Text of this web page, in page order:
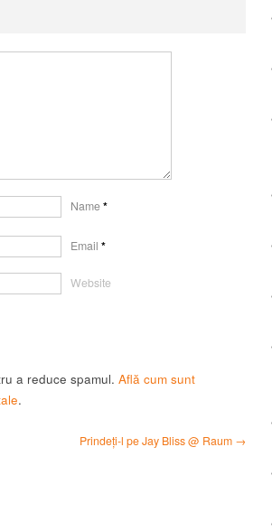
Name*
Email *
Website
a reduce spamul. Află cum sunt
.
Prindeți-l pe Jay Bliss @ Raum →